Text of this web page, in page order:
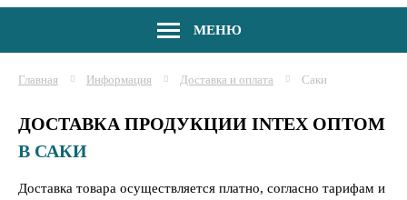
МЕНЮ
Главная Информация Доставка и оплата Саки
ДОСТАВКА ПРОДУКЦИИ INTEX ОПТОМ
В САКИ
Доставка товара осуществляется платно, согласно тарифам и